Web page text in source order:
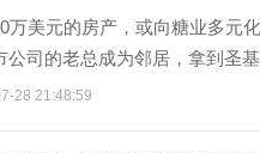
万美元的房产，或向糖业多元
公司的老总成为邻居，拿到圣
向企业家们推荐这个加勒比小岛
28 21:48:59